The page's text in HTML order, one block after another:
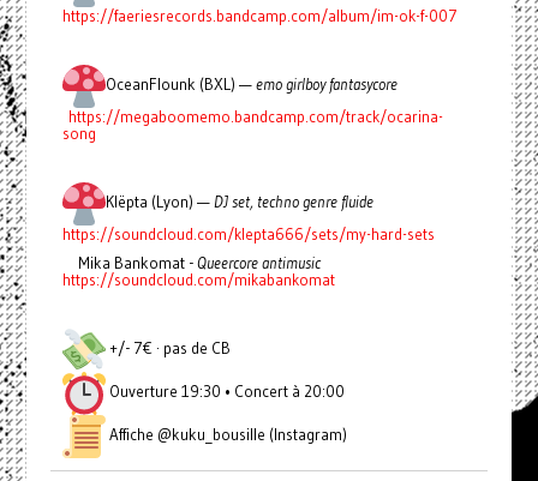
https://faeriesrecords.bandcamp.com/album/im-ok-f-007
OceanFlounk (BXL) —emo girlboy fantasycore
https://megaboomemo.bandcamp.com/track/ocarina-
song
Klëpta (Lyon) —DJ set, techno genre fluide
https://soundcloud.com/klepta666/sets/my-hard-sets
Mika Bankomat -Queercore antimusic
https://soundcloud.com/mikabankomat
+/- 7€ · pas de CB
Ouverture 19:30 • Concert à 20:00
Affiche @kuku_bousille (Instagram)